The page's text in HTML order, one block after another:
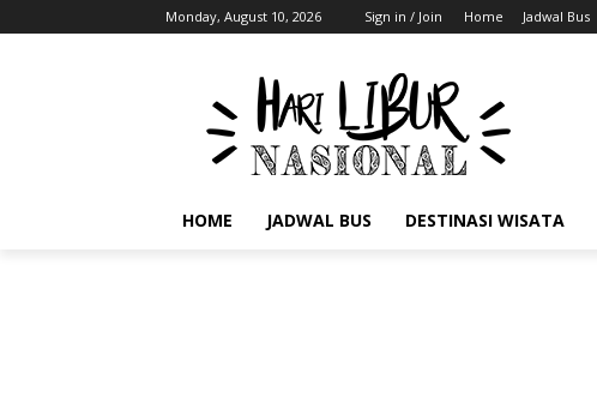
Monday, August 10, 2026 Sign in / Join Home Jadwal Bus
HOME JADWAL BUS DESTINASI WISATA